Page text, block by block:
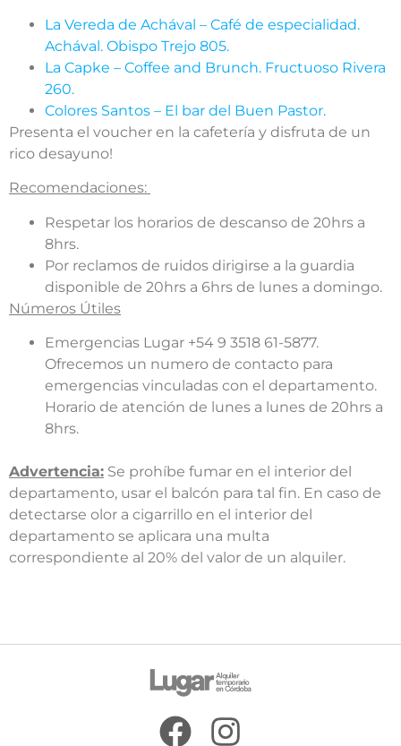
La Vereda de Achával – Café de especialidad.
Achával. Obispo Trejo 805.
La Capke – Coffee and Brunch. Fructuoso Rivera
260.
Colores Santos – El bar del Buen Pastor.
Presenta el voucher en la cafetería y disfruta de un
rico desayuno!
Recomendaciones:
Respetar los horarios de descanso de 20hrs a
8hrs.
Por reclamos de ruidos dirigirse a la guardia
disponible de 20hrs a 6hrs de lunes a domingo.
Números Útiles
Emergencias Lugar +54 9 3518 61-5877.
Ofrecemos un numero de contacto para
emergencias vinculadas con el departamento.
Horario de atención de lunes a lunes de 20hrs a
8hrs.
Advertencia: Se prohíbe fumar en el interior del
departamento, usar el balcón para tal fin. En caso de
detectarse olor a cigarrillo en el interior del
departamento se aplicara una multa
correspondiente al 20% del valor de un alquiler.